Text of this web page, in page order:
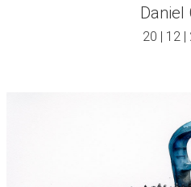
Daniel
20 | 12 |